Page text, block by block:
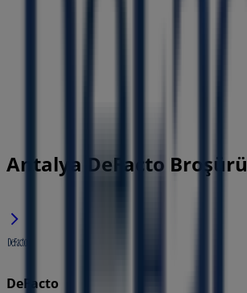
Antalya DeFacto Broşürü
DeFacto